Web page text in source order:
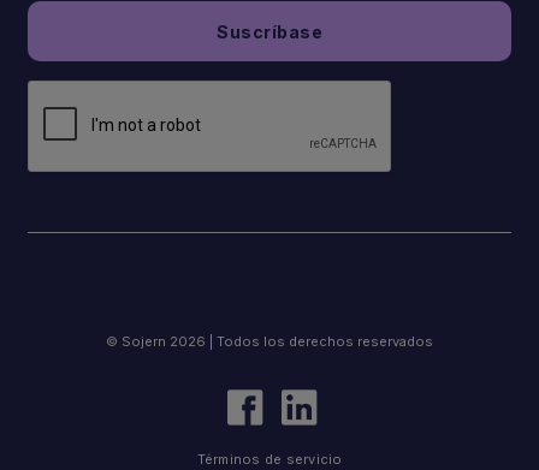
© Sojern 2026 | Todos los derechos reservados
Términos de servicio